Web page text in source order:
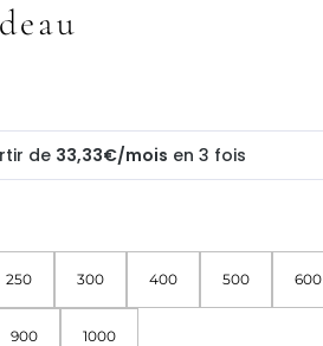
250 300 400 500 600
900 1000